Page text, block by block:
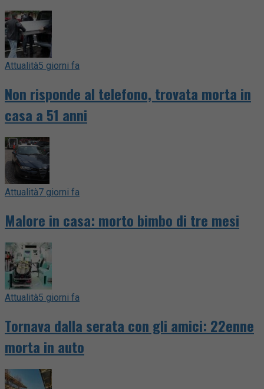
Attualità5 giorni fa
Non risponde al telefono, trovata morta in
casa a 51 anni
Attualità7 giorni fa
Malore in casa: morto bimbo di tre mesi
Attualità5 giorni fa
Tornava dalla serata con gli amici: 22enne
morta in auto